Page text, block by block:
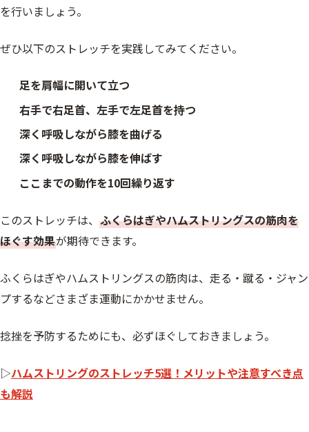
を行いましょう。
ぜひ以下のストレッチを実践してみてください。
足を肩幅に開いて立つ
右手で右足首、左手で左足首を持つ
深く呼吸しながら膝を曲げる
深く呼吸しながら膝を伸ばす
ここまでの動作を10回繰り返す
このストレッチは、 ふくらはぎやハムストリングスの筋肉を
ほぐす効果が期待できます。
ふくらはぎやハムストリングスの筋肉は、走る・蹴る・ジャン
プするなどさまざま運動にかかせません。
捻挫を予防するためにも、必ずほぐしておきましょう。
▷ハムストリングのストレッチ5選！メリットや注意すべき点
も解説